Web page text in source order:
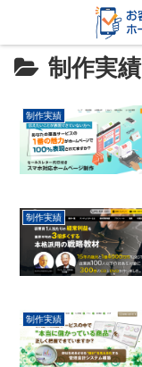
制作実績
制作実績
制作実績
制作実績